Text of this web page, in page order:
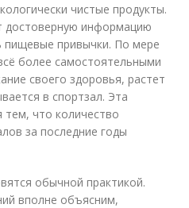
чистые продукты.
достоверную информацию
привычки. По мере
более самостоятельными
своего здоровья, растет
в спортзал. Эта
тем, что количество
за последние годы
обычной практикой.
вполне объясним,